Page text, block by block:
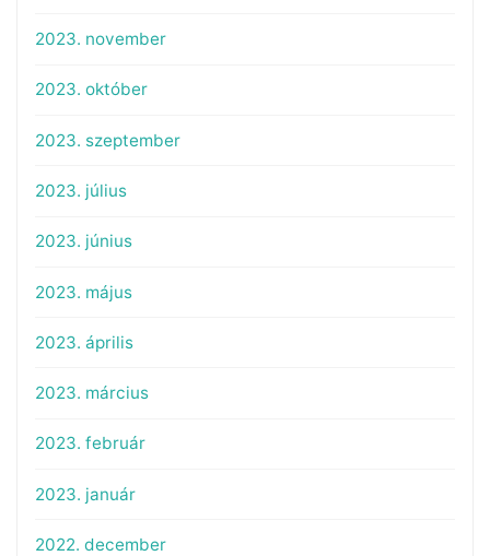
2023. november
2023. október
2023. szeptember
2023. július
2023. június
2023. május
2023. április
2023. március
2023. február
2023. január
2022. december